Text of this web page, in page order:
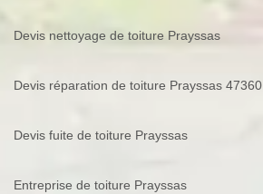
Devis nettoyage de toiture Prayssas
Devis réparation de toiture Prayssas 47360
Devis fuite de toiture Prayssas
Entreprise de toiture Prayssas